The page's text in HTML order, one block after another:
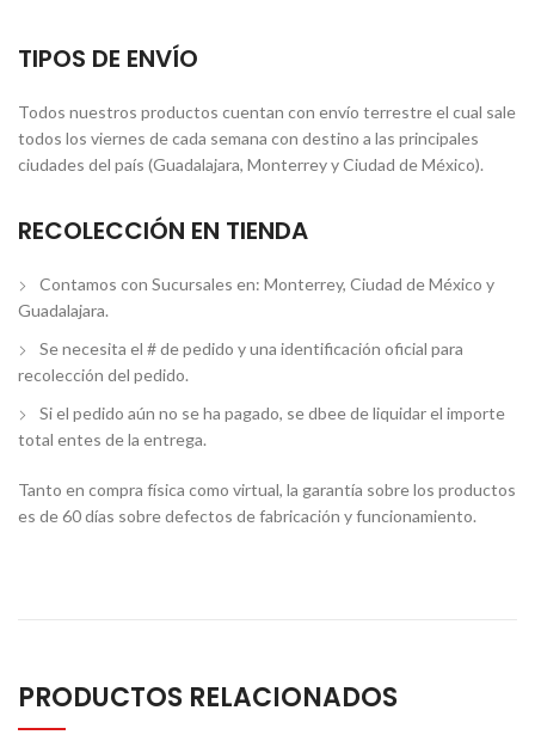
TIPOS DE ENVÍO
Todos nuestros productos cuentan con envío terrestre el cual sale
todos los viernes de cada semana con destino a las principales
ciudades del país (Guadalajara, Monterrey y Ciudad de México).
RECOLECCIÓN EN TIENDA
Contamos con Sucursales en: Monterrey, Ciudad de México y
Guadalajara.
Se necesita el # de pedido y una identificación oficial para
recolección del pedido.
Si el pedido aún no se ha pagado, se dbee de liquidar el importe
total entes de la entrega.
Tanto en compra física como virtual, la garantía sobre los productos
es de 60 días sobre defectos de fabricación y funcionamiento.
PRODUCTOS RELACIONADOS